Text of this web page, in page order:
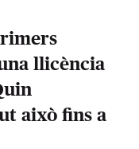
llicència
això fins a